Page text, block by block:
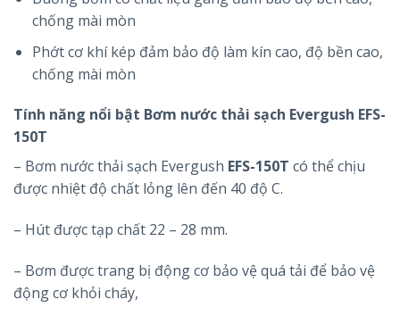
chống mài mòn
Phớt cơ khí kép đảm bảo độ làm kín cao, độ bền cao,
chống mài mòn
Tính năng nổi bật Bơm nước thải sạch Evergush EFS-
150T
– Bơm nước thải sạch Evergush EFS-150T có thể chịu
được nhiệt độ chất lỏng lên đến 40 độ C.
– Hút được tạp chất 22 – 28 mm.
– Bơm được trang bị động cơ bảo vệ quá tải để bảo vệ
động cơ khỏi cháy,